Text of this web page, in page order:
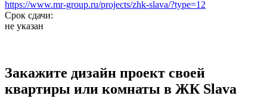
https://www.mr-group.ru/projects/zhk-slava/?type=12
Срок сдачи:
не указан
Закажите дизайн проект своей
квартиры или комнаты в ЖК Slava